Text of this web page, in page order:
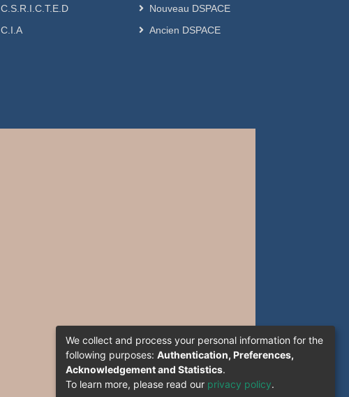
C.S.R.I.C.T.E.D
C.I.A
Nouveau DSPACE
Ancien DSPACE
We collect and process your personal information for the
following purposes: Authentication, Preferences,
Acknowledgement and Statistics.
To learn more, please read our privacy policy.